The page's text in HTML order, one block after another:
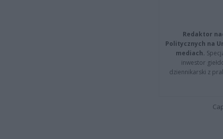
Redaktor
Politycznych na
mediach.
inwestor
dziennikarski z